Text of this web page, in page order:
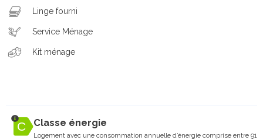
Linge fourni
Service Ménage
Kit ménage
Classe énergie
Logement avec une consommation annuelle d’énergie comprise entre 91